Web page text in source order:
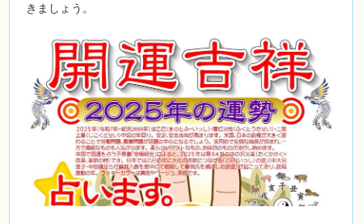
きましょう。